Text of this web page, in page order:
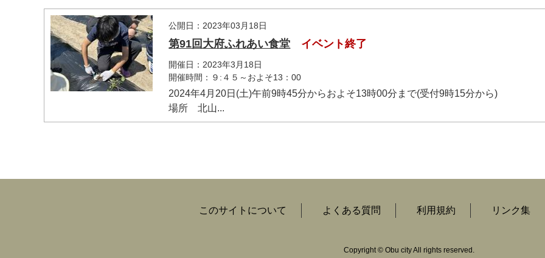
公開日：2023年03月18日
第91回大府ふれあい食堂 イベント終了
開催日：2023年3月18日
開催時間：９:４５～およそ13：00
2024年4月20日(土)午前9時45分からおよそ13時00分まで(受付9時15分から)
場所 北山...
このサイトについて よくある質問 利用規約 リンク集
Copyright© Obu city All rights reserved.